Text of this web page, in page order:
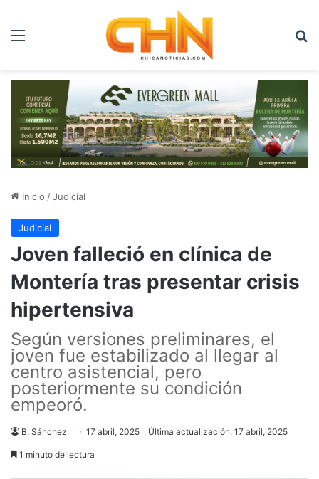
Menú
Inicio /Judicial
Judicial
Joven falleció en clínica de
Montería tras presentar crisis
hipertensiva
Según versiones preliminares, el
joven fue estabilizado al llegar al
centro asistencial, pero
posteriormente su condición
empeoró.
B. Sánchez 17 abril, 2025 Última actualización: 17 abril, 2025
1 minuto de lectura